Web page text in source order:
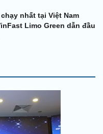
nhất tại Việt Nam
Limo Green dẫn đầu